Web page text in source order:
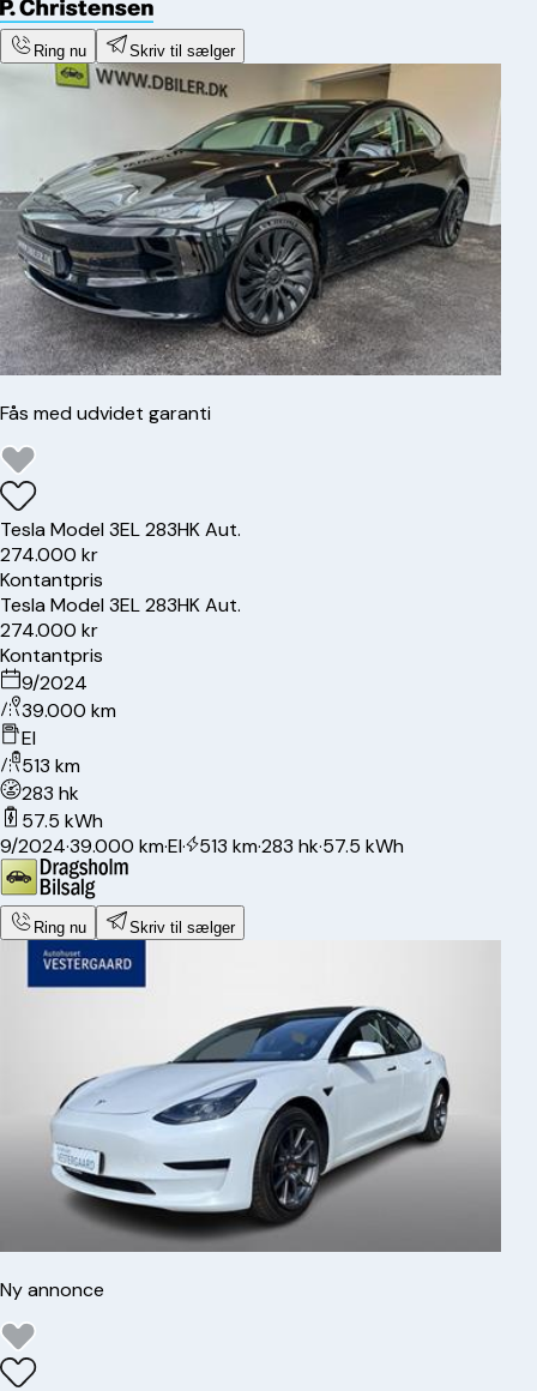
Ring nu Skriv til sælger
Fås med udvidet garanti
TeslaModel 3EL 283HK Aut.
274.000 kr
Kontantpris
TeslaModel 3EL 283HK Aut.
274.000 kr
Kontantpris
9/2024
39.000 km
El
513 km
283 hk
57.5 kWh
9/2024·39.000 km·El· 513 km·283 hk·57.5 kWh
Ring nu Skriv til sælger
Ny annonce